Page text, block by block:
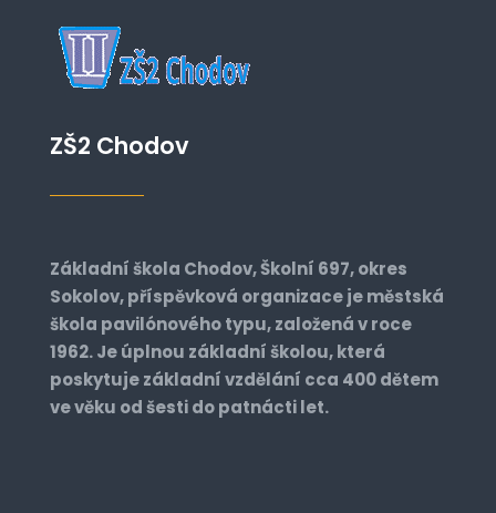
ZŠ2 Chodov
Základní škola Chodov, Školní 697, okres
Sokolov, příspěvková organizace je městská
škola pavilónového typu, založená v roce
1962. Je úplnou základní školou, která
poskytuje základní vzdělání cca 400 dětem
ve věku od šesti do patnácti let.